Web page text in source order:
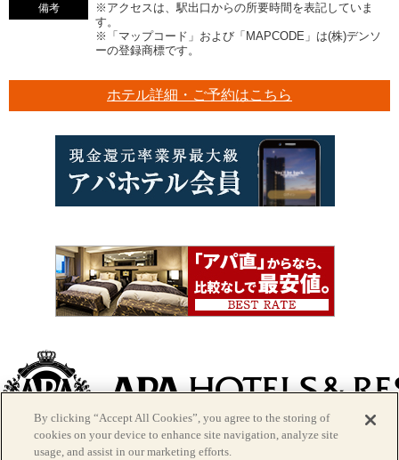
備考
※アクセスは、駅出口からの所要時間を表記していま
す。
※「マップコード」および「MAPCODE」は(株)デンソ
ーの登録商標です。
ホテル詳細・ご予約はこちら
> アパグループ
会社概要｜用地情報｜個人情報保護方針
By clicking “Accept All Cookies”, you agree to the storing of
cookies on your device to enhance site navigation, analyze site
usage, and assist in our marketing efforts.